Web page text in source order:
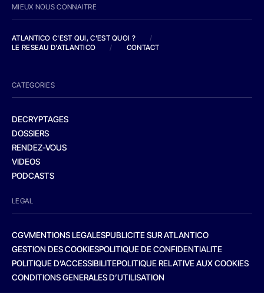
MIEUX NOUS CONNAITRE
ATLANTICO C'EST QUI, C'EST QUOI ?
/
LE RESEAU D'ATLANTICO
/ CONTACT
CATEGORIES
DECRYPTAGES
DOSSIERS
RENDEZ-VOUS
VIDEOS
PODCASTS
LEGAL
CGVMENTIONS LEGALESPUBLICITE SUR ATLANTICO
GESTION DES COOKIESPOLITIQUE DE CONFIDENTIALITE
POLITIQUE D’ACCESSIBILITEPOLITIQUE RELATIVE AUX COOKIES
CONDITIONS GENERALES D’UTILISATION